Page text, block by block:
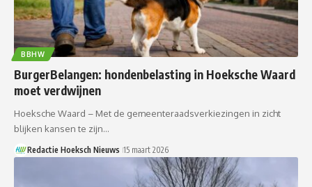
BBHW
BurgerBelangen: hondenbelasting in Hoeksche Waard
moet verdwijnen
Hoeksche Waard – Met de gemeenteraadsverkiezingen in zicht
blijken kansen te zijn…
Redactie Hoeksch Nieuws 15 maart 2026